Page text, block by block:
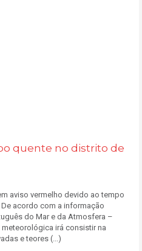
quente no distrito de
aviso vermelho devido ao tempo
acordo com a informação
do Mar e da Atmosfera –
irá consistir na
e teores (...)